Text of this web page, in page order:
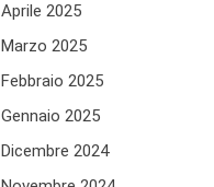
Aprile 2025
Marzo 2025
Febbraio 2025
Gennaio 2025
Dicembre 2024